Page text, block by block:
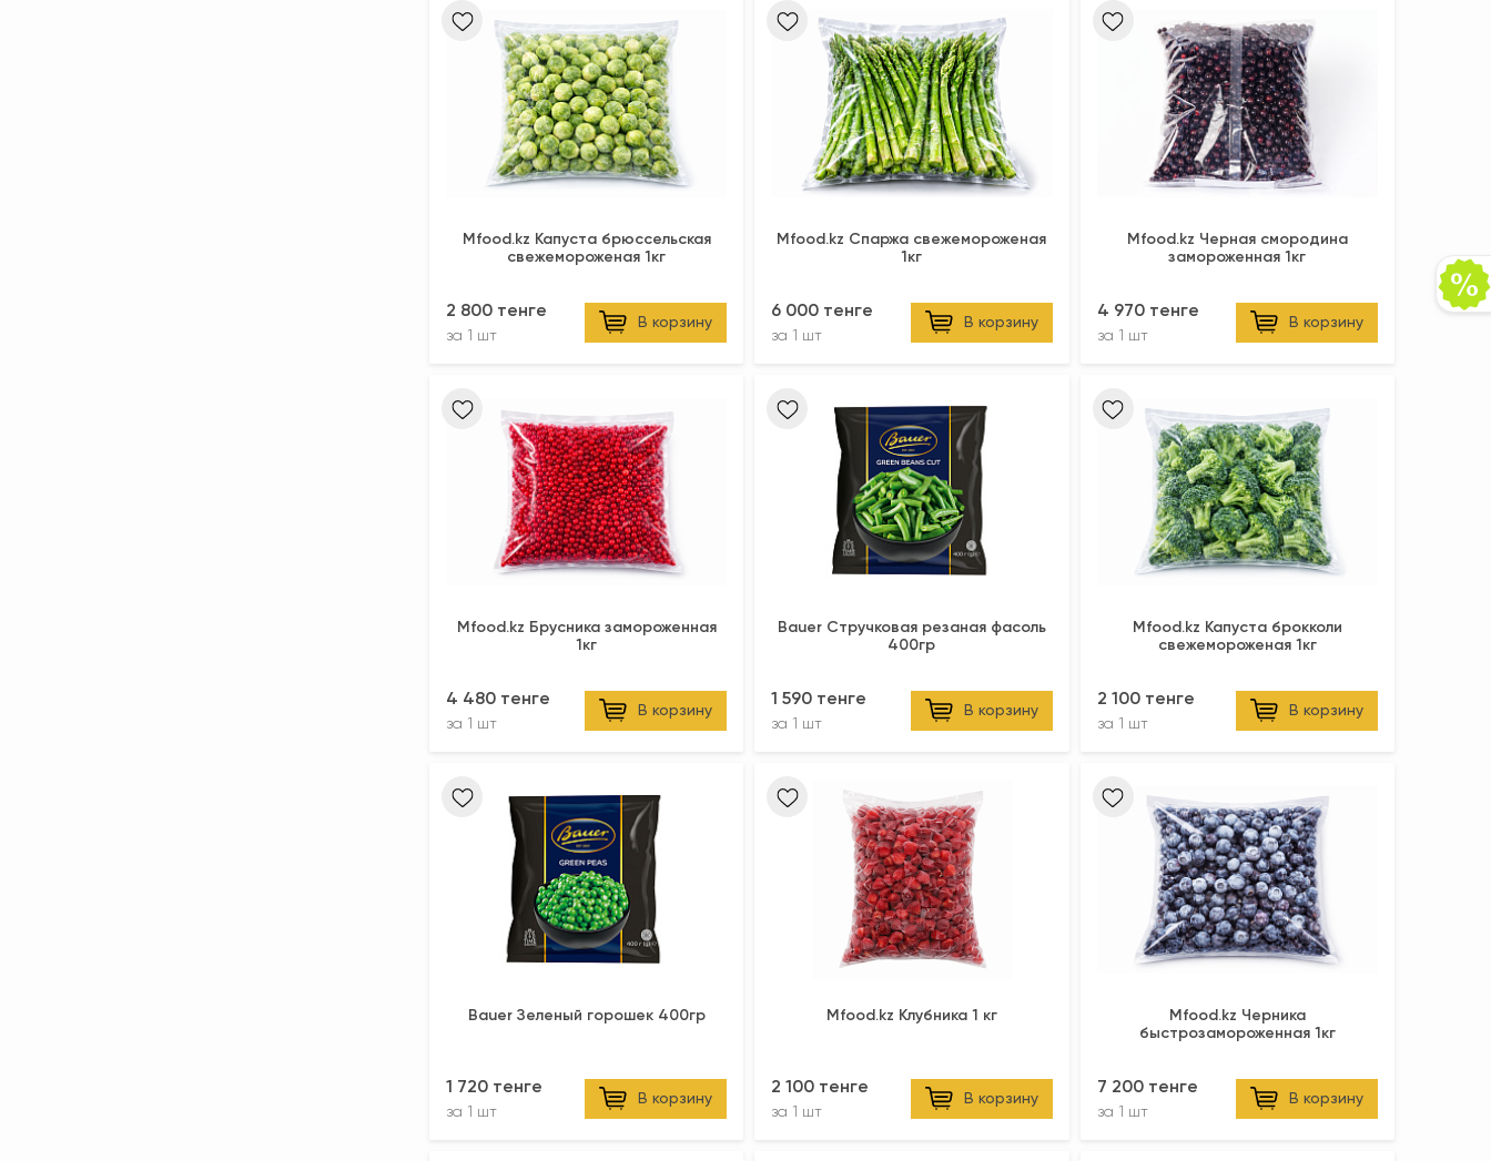
Mfood.kz Капуста брюссельская
свежемороженая 1кг
2 800 тенге
за 1 шт
В корзину
Mfood.kz Спаржа свежемороженая
1кг
6 000 тенге
за 1 шт
В корзину
Mfood.kz Черная смородина
замороженная 1кг
4 970 тенге
за 1 шт
В корзину
Mfood.kz Брусника замороженная
1кг
4 480 тенге
за 1 шт
В корзину
Bauer Стручковая резаная фасоль
400гр
1 590 тенге
за 1 шт
В корзину
Mfood.kz Капуста брокколи
свежемороженая 1кг
2 100 тенге
за 1 шт
В корзину
Bauer Зеленый горошек 400гр
1 720 тенге
за 1 шт
В корзину
Mfood.kz Клубника 1 кг
2 100 тенге
за 1 шт
В корзину
Mfood.kz Черника
быстрозамороженная 1кг
7 200 тенге
за 1 шт
В корзину